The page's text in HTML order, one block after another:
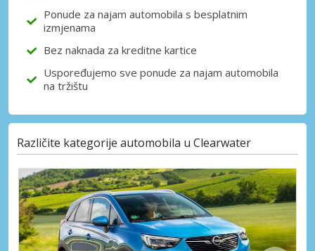
Ponude za najam automobila s besplatnim
izmjenama
Bez naknada za kreditne kartice
Uspoređujemo sve ponude za najam automobila
na tržištu
Različite kategorije automobila u Clearwater